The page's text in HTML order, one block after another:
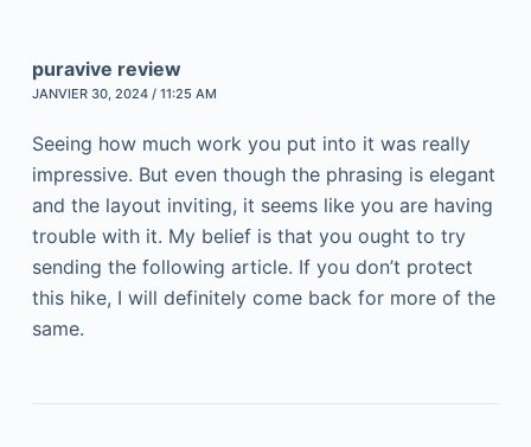
puravive review
JANVIER 30, 2024 / 11:25 AM
Seeing how much work you put into it was really
impressive. But even though the phrasing is elegant
and the layout inviting, it seems like you are having
trouble with it. My belief is that you ought to try
sending the following article. If you don’t protect
this hike, I will definitely come back for more of the
same.